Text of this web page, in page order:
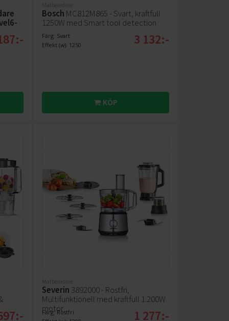
Matberedare
Bosch MC812M865 - Svart, kraftfull
1250W med Smart tool detection
Färg: Svart
Effekt (w): 1250
3 132:-
KÖP
Matberedare
Severin 3892000 - Rostfri,
Multifunktionell med kraftfull 1.200W
motor
Färg: Rostfri
1 277:-